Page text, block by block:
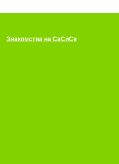
Знакомства на СаСиСе